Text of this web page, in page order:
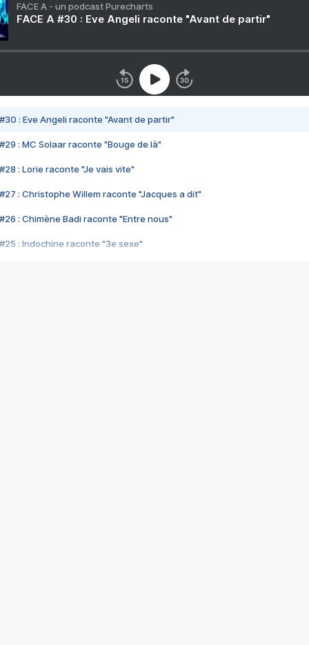
FACE A - un podcast Purecharts
FACE A #30 : Eve Angeli raconte "Avant de partir"
#30 : Eve Angeli raconte "Avant de partir"
#29 : MC Solaar raconte "Bouge de là"
#28 : Lorie raconte "Je vais vite"
#27 : Christophe Willem raconte "Jacques a dit"
#26 : Chimène Badi raconte "Entre nous"
#25 : Indochine raconte "3e sexe"